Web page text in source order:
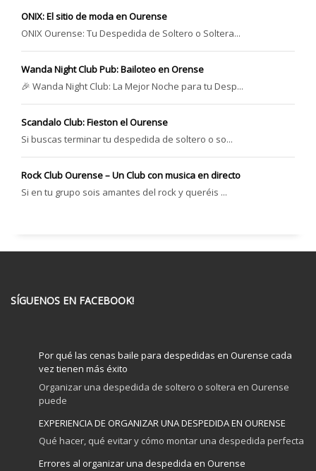
ONIX: El sitio de moda en Ourense
ONIX Ourense: Tu Despedida de Soltero o Soltera...
Wanda Night Club Pub: Bailoteo en Orense
🎉 Wanda Night Club: La Mejor Noche para tu Desp...
Scandalo Club: Fieston el Ourense
Si buscas terminar tu despedida de soltero o so...
Rock Club Ourense – Un Club con musica en directo
Si en tu grupo sois amantes del rock y queréis ...
SÍGUENOS EN FACEBOOK!
Por qué las cenas baile para despedidas en Ourense cada
vez tienen más éxito
Organizar una despedida de soltero o soltera en Ourense
puede
EXPERIENCIA DE ORGANIZAR UNA DESPEDIDA EN OURENSE
Qué hacer, qué evitar y cómo montar una despedida perfecta
Errores al organizar una despedida en Ourense